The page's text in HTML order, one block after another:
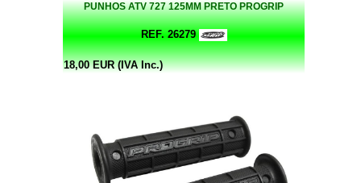
PUNHOS ATV 727 125MM PRETO PROGRIP
REF. 26279
18,00 EUR (IVA Inc.)